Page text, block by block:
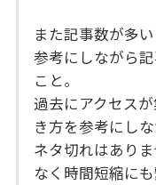
また記事数が多
参考にしながら
こと。
過去にアクセス
き方を参考にし
ネタ切れはあり
なく時間短縮にも